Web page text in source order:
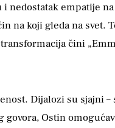
nedostatak empatije
na koji gleda na svet.
čini
Dijalozi su sjajni –
Ostin